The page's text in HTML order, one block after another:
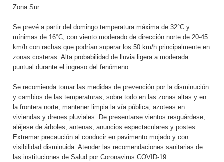
Zona Sur:
Se prevé a partir del domingo temperatura máxima de 32°C y
mínimas de 16°C, con viento moderado de dirección norte de 20-45
km/h con rachas que podrían superar los 50 km/h principalmente en
zonas costeras. Alta probabilidad de lluvia ligera a moderada
puntual durante el ingreso del fenómeno.
Se recomienda tomar las medidas de prevención por la disminución
y cambios de las temperaturas, sobre todo en las zonas altas y en
la frontera norte, mantener limpia la vía pública, azoteas en
viviendas y drenes pluviales. De presentarse vientos resguárdese,
aléjese de árboles, antenas, anuncios espectaculares y postes.
Extremar precaución al conducir en pavimento mojado y con
visibilidad disminuida. Atender las recomendaciones sanitarias de
las instituciones de Salud por Coronavirus COVID-19.